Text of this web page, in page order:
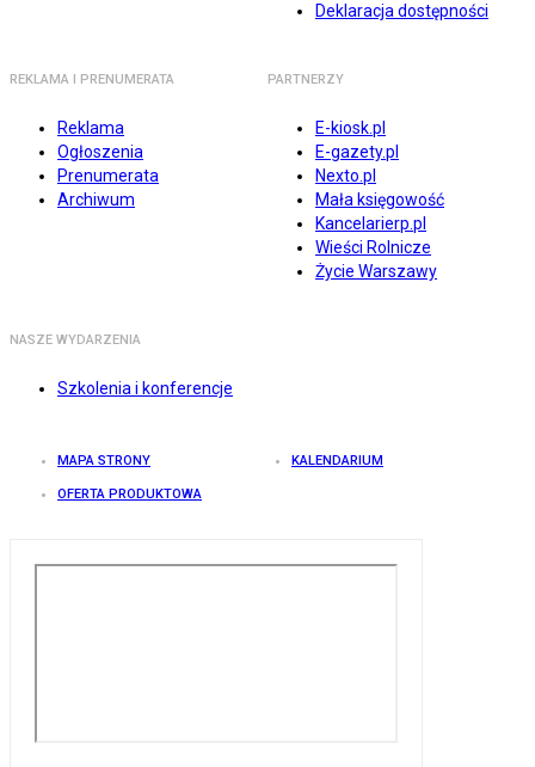
Deklaracja dostępności
REKLAMA I PRENUMERATA
Reklama
Ogłoszenia
Prenumerata
Archiwum
PARTNERZY
E-kiosk.pl
E-gazety.pl
Nexto.pl
Mała księgowość
Kancelarierp.pl
Wieści Rolnicze
Życie Warszawy
NASZE WYDARZENIA
Szkolenia i konferencje
MAPA STRONY KALENDARIUM
OFERTA PRODUKTOWA